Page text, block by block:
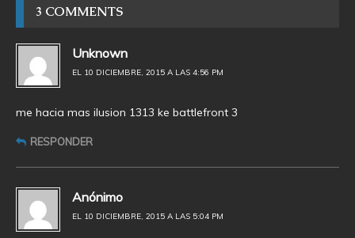
3 COMMENTS
Unknown
EL 10 DICIEMBRE, 2015 A LAS 4:56 PM
me hacia mas ilusion 1313 ke battlefront 3
RESPONDER
Anónimo
EL 10 DICIEMBRE, 2015 A LAS 5:04 PM